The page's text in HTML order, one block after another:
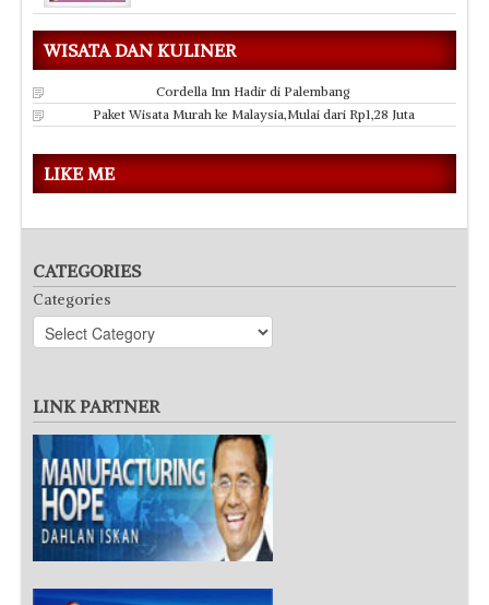
WISATA DAN KULINER
Cordella Inn Hadir di Palembang
Paket Wisata Murah ke Malaysia,Mulai dari Rp1,28 Juta
LIKE ME
CATEGORIES
Categories
LINK PARTNER